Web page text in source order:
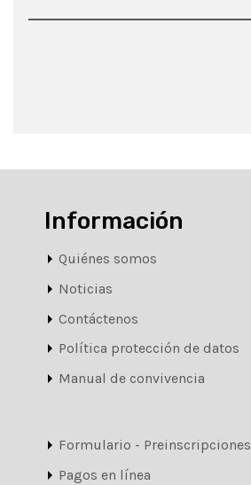
Información
Quiénes somos
Noticias
Contáctenos
Política protección de datos
Manual de convivencia
Formulario - Preinscripciones
Pagos en línea